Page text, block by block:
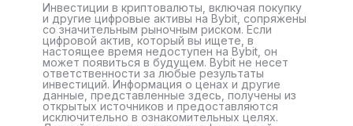
Инвестиции в криптовалюты, включая покупку
и другие цифровые активы на Bybit, сопряжены
со значительным рыночным риском. Если
цифровой актив, который вы ищете, в
настоящее время недоступен на Bybit, он
может появиться в будущем. Bybit не несет
ответственности за любые результаты
инвестиций. Информация о ценах и другие
данные, представленные здесь, получены из
открытых источников и предоставляются
исключительно в ознакомительных целях.